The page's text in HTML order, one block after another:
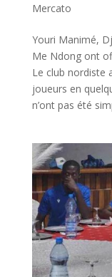
Mercato
Youri Manimé,
Me Ndong ont
Le club nordiste
joueurs en
n’ont pas été